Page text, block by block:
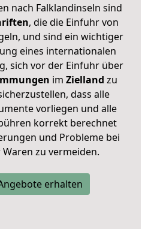
nach Falklandinseln sind
, die die Einfuhr von
und sind ein wichtiger
eines internationalen
sich vor der Einfuhr über
im Zielland zu
dass alle
vorliegen und alle
korrekt berechnet
und Probleme bei
zu vermeiden.
erhalten